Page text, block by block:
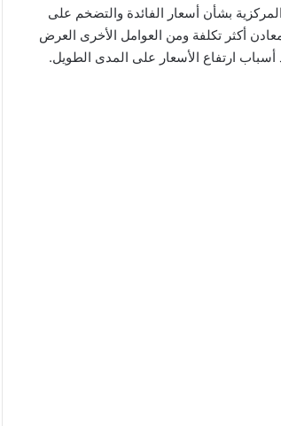
بشأن أسعار الفائدة والتضخم على
أكثر تكلفة ومن العوامل الأخرى العرض
ارتفاع الأسعار على المدى الطويل.